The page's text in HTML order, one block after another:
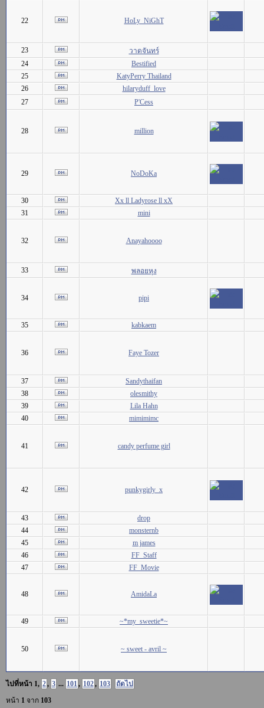
22 HoLy_NiGhT
23
วาดจันทร์
24
Bestified
25
KatyPerry Thailand
26
hilaryduff_love
27
P'Cess
28 million
29 NoDoKa
30
Xx ll Ladyrose ll xX
31
mini
32 Anayahoooo
33 พลอยหุง
34 pipi
35 kabkaem
36 Faye Tozer
37
Sandythaifan
38
olesmithy
39
Lila Hahn
40
mimimimc
41 candy perfume girl
42 punkygirly_x
43
drop
44
monsternb
45
m james
46
FF_Staff
47
FF_Movie
48 AmidaLa
49 ~*my_sweetie*~
50 ~ sweet - avril ~
ไปที่หน้า 1, 2, 3 ... 101, 102, 103
ถัดไป
หน้า 1 จาก 103